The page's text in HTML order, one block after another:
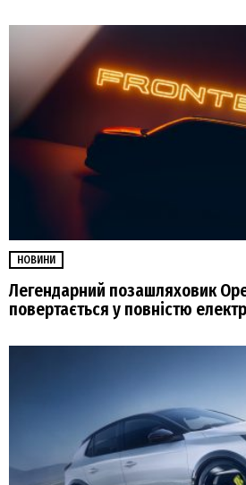
НОВИНИ
Легендарний позашляховик
повертається у повністю